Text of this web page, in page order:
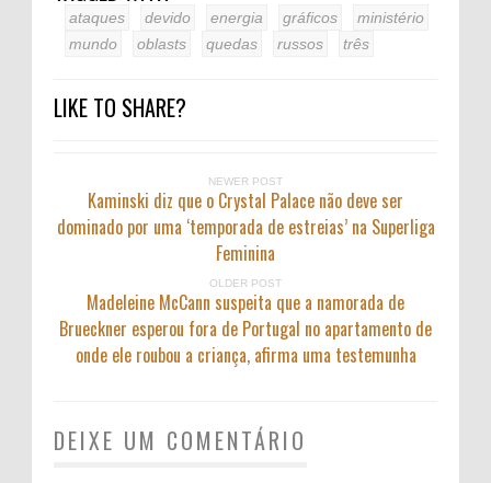
ataques devido energia gráficos
ministério
mundo
oblasts quedas russos três
LIKE TO SHARE?
NEWER POST
Kaminski diz que o Crystal Palace não deve ser
dominado por uma ‘temporada de estreias’ na Superliga
Feminina
OLDER POST
Madeleine McCann suspeita que a namorada de
Brueckner esperou fora de Portugal no apartamento de
onde ele roubou a criança, afirma uma testemunha
DEIXE UM COMENTÁRIO